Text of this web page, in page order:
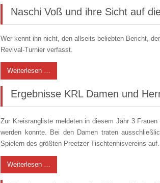
Naschi Voß und ihre Sicht auf
Wer kennt ihn nicht, den allseits beliebten Bericht,
Revival-Turnier verfasst.
Weiterlesen …
Ergebnisse KRL Damen und
Zur Kreisrangliste meldeten in diesem Jahr 3
werden konnte. Bei den Damen traten
Spielern des größten Preetzer Tischtennisvereins
Weiterlesen …